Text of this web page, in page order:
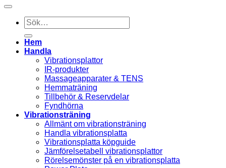
Sök
efter:
Hem
Handla
Vibrationsplattor
IR-produkter
Massageapparater & TENS
Hemmaträning
Tillbehör & Reservdelar
Fyndhörna
Vibrationsträning
Allmänt om vibrationsträning
Handla vibrationsplatta
Vibrationsplatta köpguide
Jämförelsetabell vibrationsplattor
Rörelsemönster på en vibrationsplatta